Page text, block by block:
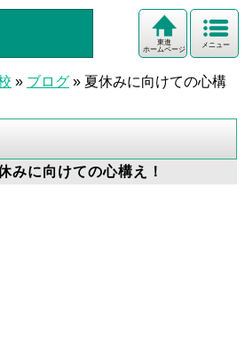
メニュー
東進
ホームページ
» ブログ » 夏休みに向けての心構
に向けての心構え！